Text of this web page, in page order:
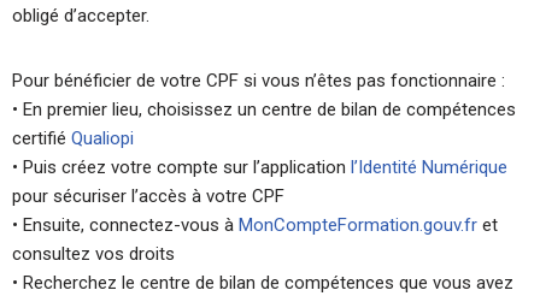
obligé d’accepter.
Pour bénéficier de votre CPF si vous n’êtes pas fonctionnaire :
• En premier lieu, choisissez un centre de bilan de compétences
certifié Qualiopi
• Puis créez votre compte sur l’application l’Identité Numérique
pour sécuriser l’accès à votre CPF
• Ensuite, connectez-vous à MonCompteFormation.gouv.fr et
consultez vos droits
• Recherchez le centre de bilan de compétences que vous avez